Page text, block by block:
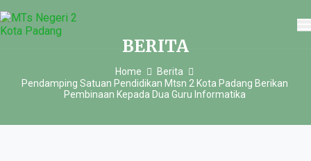
BERITA
Home
Berita
Pendamping Satuan Pendidikan Mtsn 2 Kota Padang Berikan
Pembinaan Kepada Dua Guru Informatika